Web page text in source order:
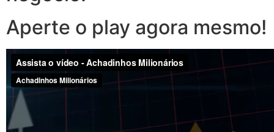
Aperte o play agora mesmo!